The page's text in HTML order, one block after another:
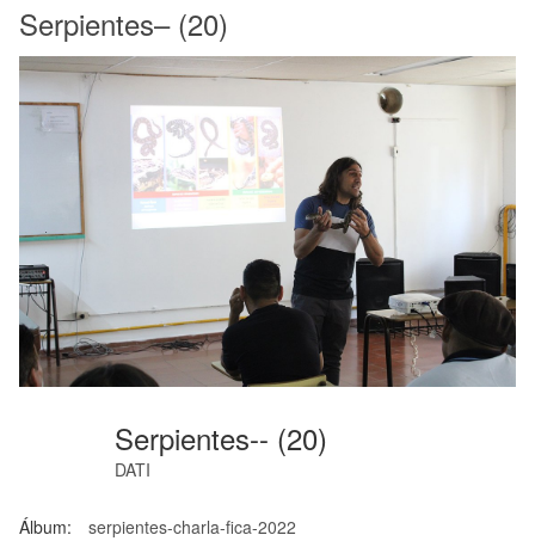
Serpientes– (20)
Serpientes-- (20)
DATI
Álbum: serpientes-charla-fica-2022